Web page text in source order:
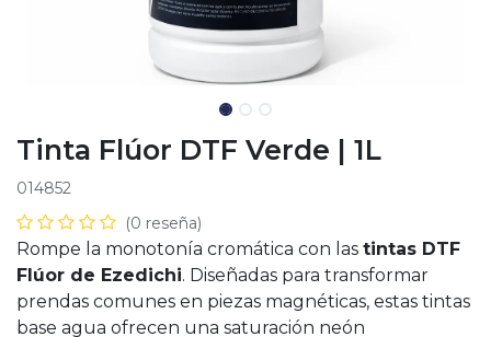
Tinta Flúor DTF Verde | 1L
014852
(0 reseña)
Rompe la monotonía cromática con las tintas DTF
Flúor de Ezedichi. Diseñadas para transformar
prendas comunes en piezas magnéticas, estas tintas
base agua ofrecen una saturación neón